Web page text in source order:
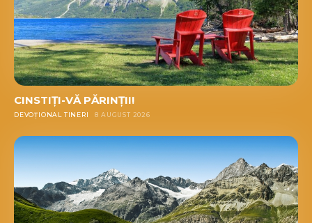
CINSTIȚI-VĂ PĂRINȚII!
DEVOȚIONAL TINERI 8 AUGUST 2026